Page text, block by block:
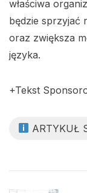
właściwa
będzie sprzyjać
oraz zwiększa
języka.
+Tekst
ARTYKUŁ